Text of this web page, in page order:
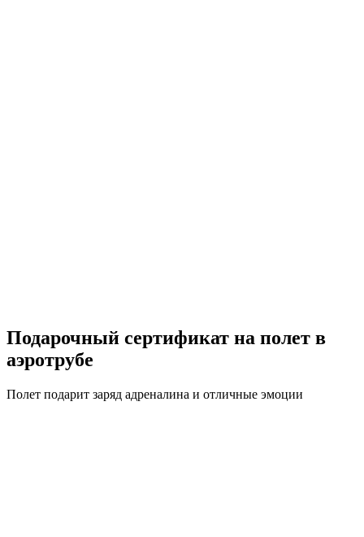
Подарочный сертификат на полет в
аэротрубе
Полет подарит заряд адреналина и отличные эмоции